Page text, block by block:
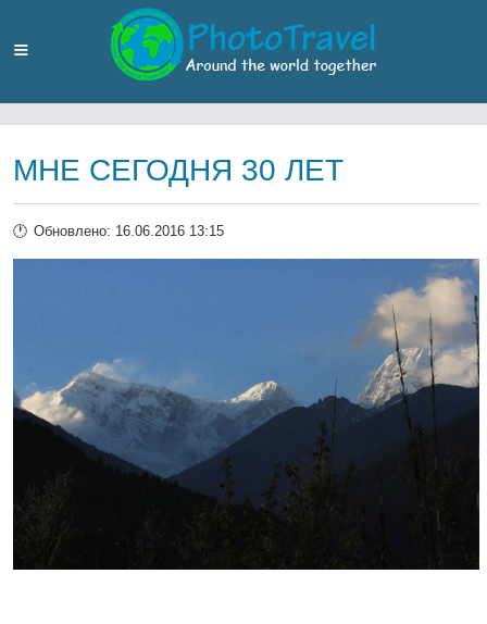
МНЕ СЕГОДНЯ 30 ЛЕТ
Обновлено: 16.06.2016 13:15